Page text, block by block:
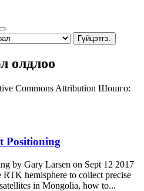
Гүйцэтгэ.
олдлоо
Commons Attribution Шошго:
Positioning
by Gary Larsen on Sept 12 2017
RTK hemisphere to collect precise
in Mongolia, how to...